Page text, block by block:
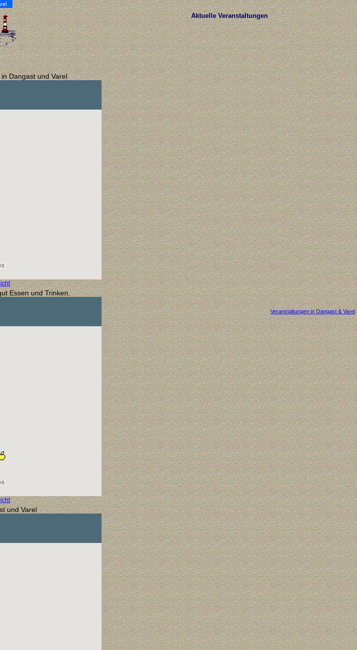
Veranstaltungen in Dangast & Varel
Dangast und Varel
Essen und Trinken.
und Varel